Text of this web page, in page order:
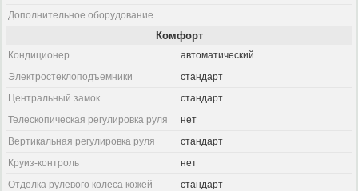
Дополнительное оборудование
Комфорт
Кондиционер
автоматический
Электростеклоподъемники
стандарт
Центральный замок
стандарт
Телескопическая регулировка руля
нет
Вертикальная регулировка руля
стандарт
Круиз-контроль
нет
Отделка рулевого колеса кожей
стандарт